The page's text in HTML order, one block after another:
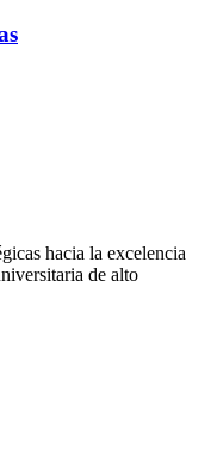
hacia la excelencia
de alto